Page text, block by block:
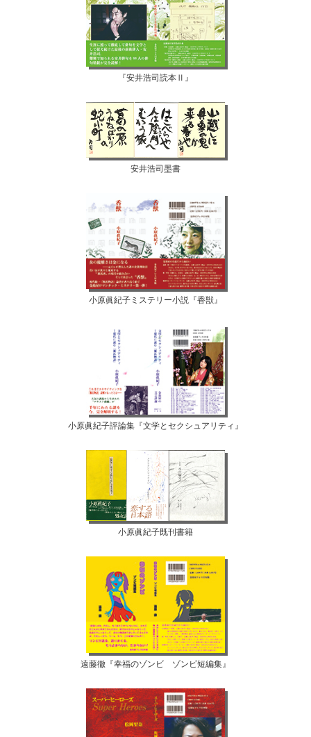
『安井浩司読本Ⅱ』
安井浩司墨書
小原眞紀子ミステリー小説『香獣』
小原眞紀子評論集『文学とセクシュアリティ』
小原眞紀子既刊書籍
遠藤徹『幸福のゾンビ ゾンビ短編集』